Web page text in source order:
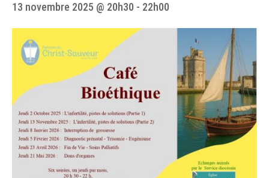
13 novembre 2025 @ 20h30 - 22h00